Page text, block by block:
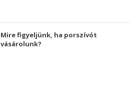
Mire figyeljünk, ha porszívót
vásárolunk?